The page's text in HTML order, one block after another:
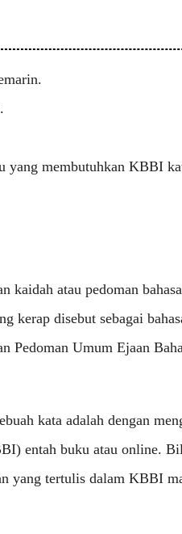
yang membutuhkan KBBI
kaidah atau pedoman
kerap disebut sebagai
Pedoman Umum Ejaan
kata adalah dengan
entah buku atau online.
yang tertulis dalam KBBI